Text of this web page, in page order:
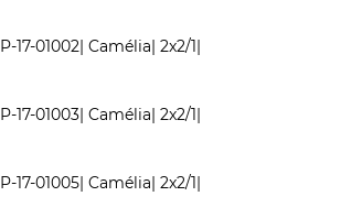
P-17-01002| Camélia| 2x2/1|
P-17-01003| Camélia| 2x2/1|
P-17-01005| Camélia| 2x2/1|